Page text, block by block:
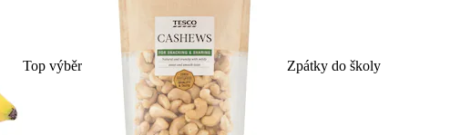
Top výběr Zpátky do školy